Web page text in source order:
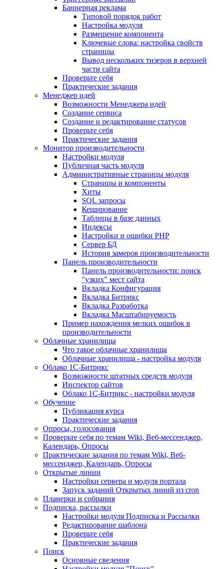
Баннерная реклама
Типовой порядок работ
Настройка модуля
Размещение компонента
Ключевые слова: настройка свойств
страницы
Вывод нескольких тизеров в верхней
части сайта
Проверьте себя
Практические задания
Менеджер идей
Возможности Менеджера идей
Создание сервиса
Создание и редактирование статусов
Проверьте себя
Практические задания
Монитор производительности
Настройки модуля
Публичная часть модуля
Административные страницы модуля
Страницы и компоненты
Хиты
SQL запросы
Кеширование
Таблицы в базе данных
Индексы
Настройки и ошибки PHP
Сервер БД
История замеров производительности
Панель производительности
Панель производительности: поиск
"узких" мест сайта
Вкладка Конфигурация
Вкладка Битрикс
Вкладка Разработка
Вкладка Масштабируемость
Пример нахождения мелких ошибок в
производительности
Облачные хранилища
Что такое облачные хранилища
Облачные хранилища - настройка модуля
Облако 1С-Битрикс
Возможности штатных средств модуля
Инспектор сайтов
Облако 1С-Битрикс - настройки модуля
Обучение
Публикация курса
Практические задания
Опросы, голосования
Проверьте себя по темам Wiki, Веб-мессенджер,
Календарь, Опросы
Практические задания по темам Wiki, Веб-
мессенджер, Календарь, Опросы
Открытые линии
Настройки сервера и модуля портала
Запуск заданий Открытых линий из cron
Планерки и собрания
Подписка, рассылки
Настройки модуля Подписка и Рассылки
Редактирование шаблона
Проверьте себя
Практические задания
Поиск
Основные сведения